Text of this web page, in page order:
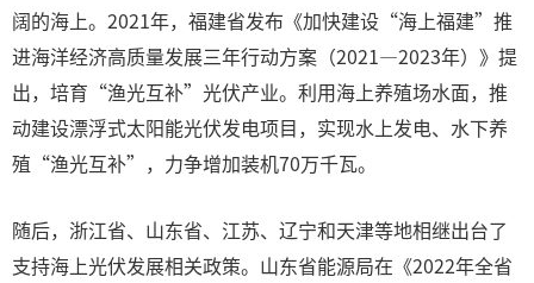
阔的海上。2021年，福建省发布《加快建设“海上福建”推
进海洋经济高质量发展三年行动方案（2021—2023年）》提
出，培育“渔光互补”光伏产业。利用海上养殖场水面，推
动建设漂浮式太阳能光伏发电项目，实现水上发电、水下养
殖“渔光互补”，力争增加装机70万千瓦。
随后，浙江省、山东省、江苏、辽宁和天津等地相继出台了
支持海上光伏发展相关政策。山东省能源局在《2022年全省